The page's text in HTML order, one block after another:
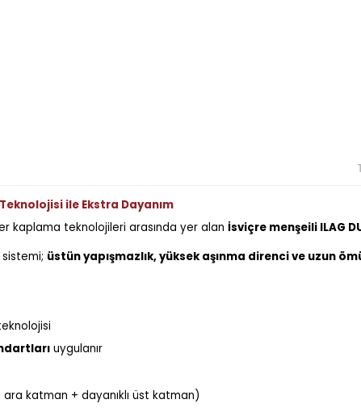
ile Ekstra Dayanım
kaplama teknolojileri arasında yer alan İsviçre menşeili ILAG
üstün yapışmazlık, yüksek aşınma direnci ve uzun
uygulanır
katman + dayanıklı üst katman)